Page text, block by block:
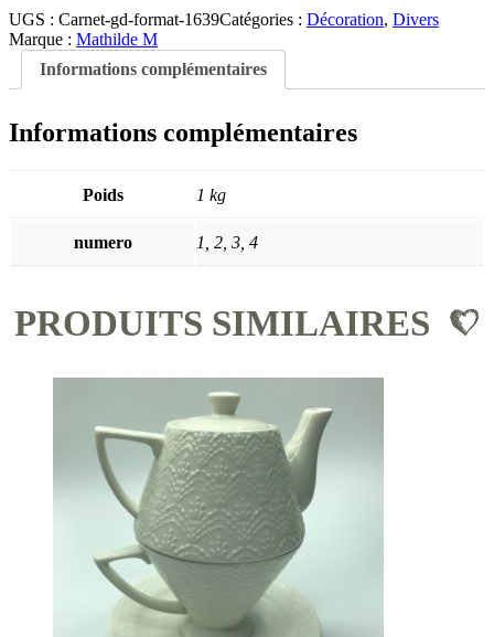
UGS : Carnet-gd-format-1639Catégories : Décoration, Divers
Marque : Mathilde M
Informations complémentaires
Informations complémentaires
Poids 1 kg
numero 1, 2, 3, 4
PRODUITS SIMILAIRES